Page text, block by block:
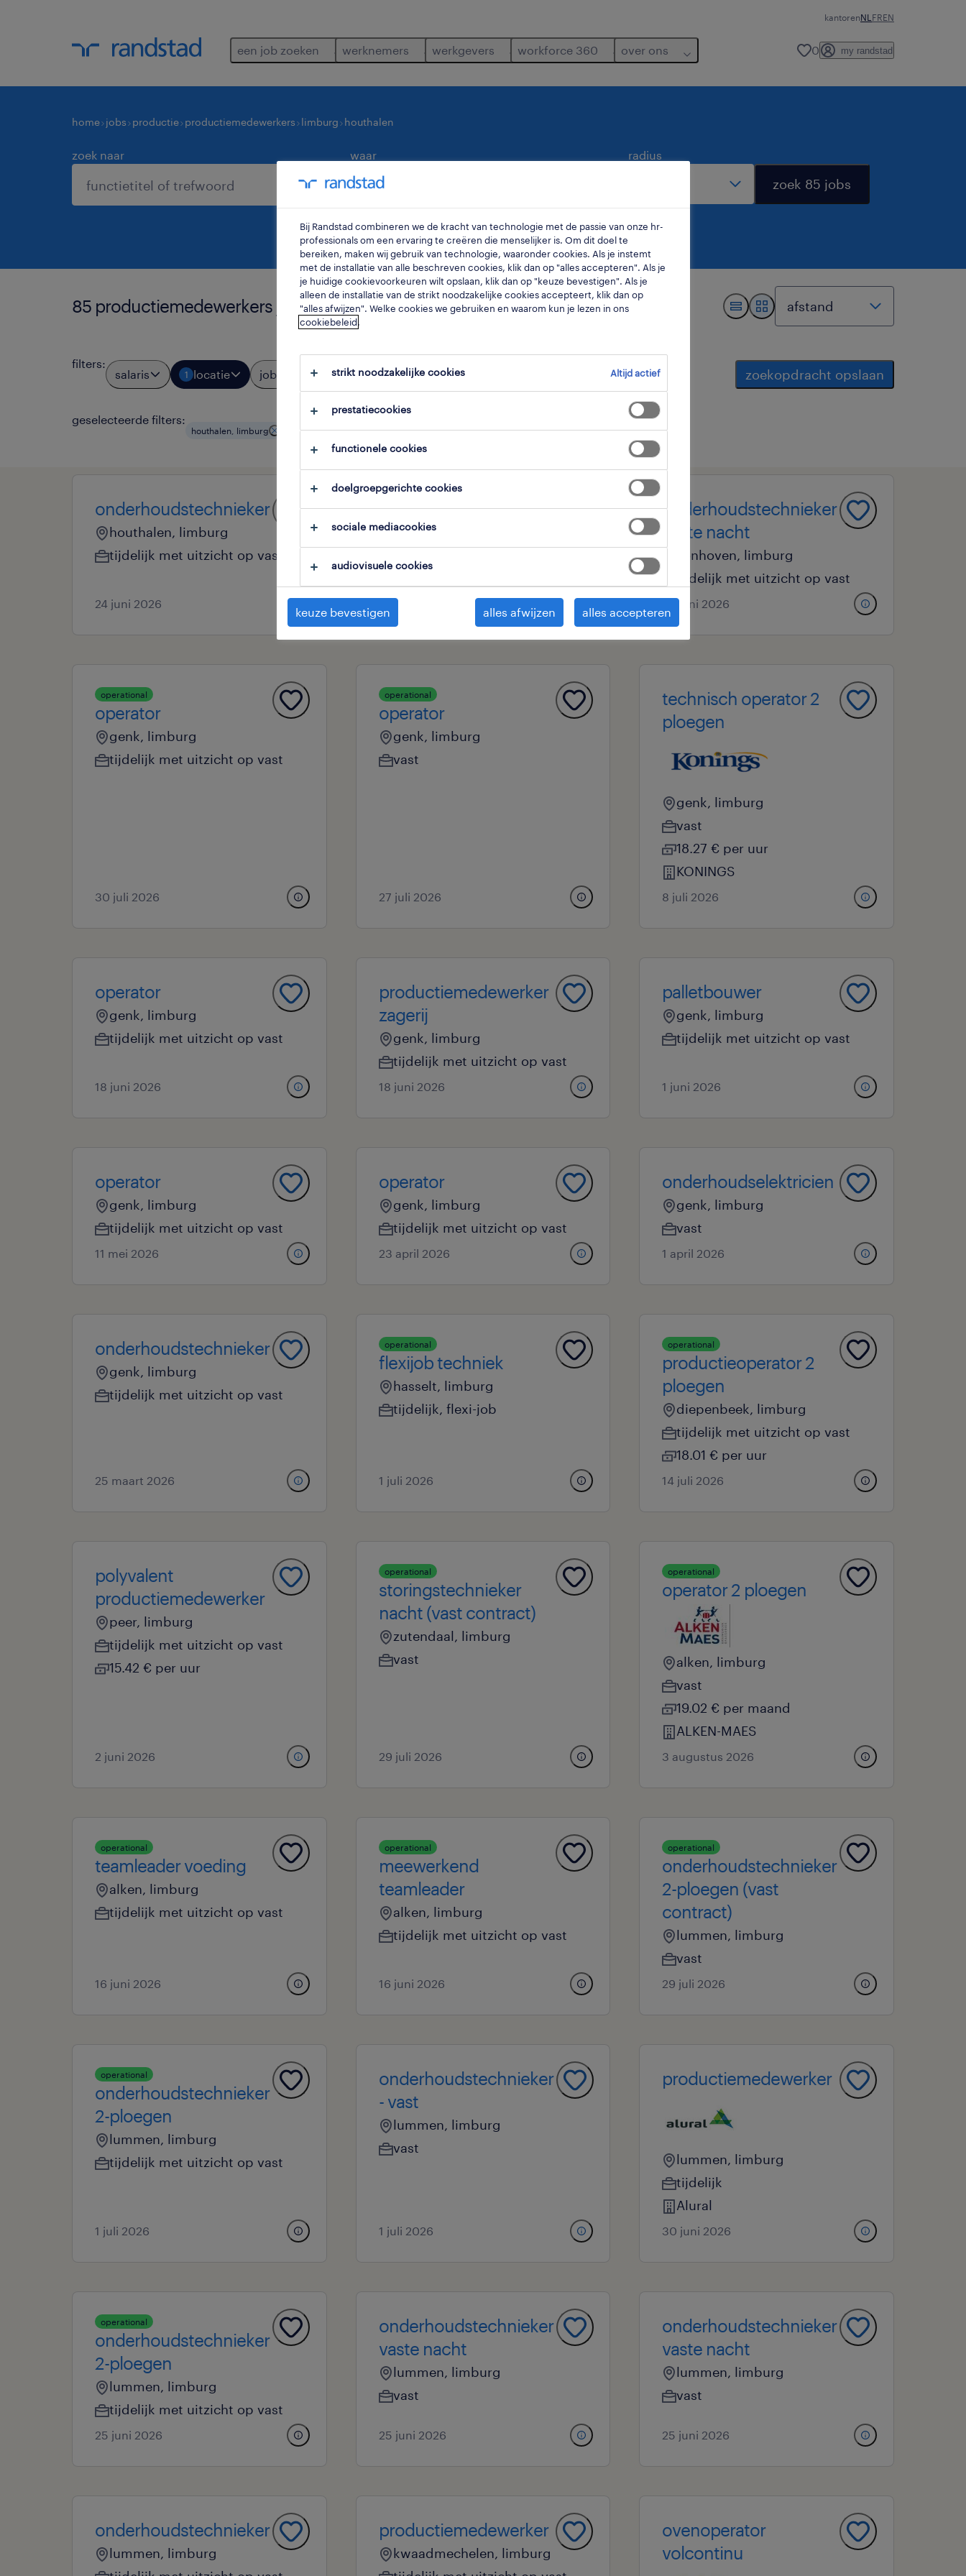
kantorenNL FREN
een job zoeken werknemers werkgevers workforce 360 over ons 0 my randstad
home jobs productie productiemedewerkers limburg houthalen
zoek naar waar radius
zoek 85 jobs
85 productiemedewerkers jobs gevonden in houthalen.
filters:
salaris 1 locatie jobtypes 2 expertisedomein zoekopdracht opslaan
geselecteerde filters:
houthalen, limburg productie productiemedewerkers alles wissen
onderhoudstechnieker
houthalen, limburg
tijdelijk met uitzicht op vast
24 juni 2026
onderhoudstechnieker
2-ploegen
25 juni 2026
onderhoudstechnieker
vaste nacht
zonhoven, limburg
tijdelijk met uitzicht op vast
25 juni 2026
operational
operator
genk, limburg
tijdelijk met uitzicht op vast
30 juli 2026
operational
operator
genk, limburg
vast
27 juli 2026
technisch operator 2
ploegen
genk, limburg
vast
18.27 € per uur
KONINGS
8 juli 2026
operator
genk, limburg
tijdelijk met uitzicht op vast
18 juni 2026
productiemedewerker
zagerij
genk, limburg
tijdelijk met uitzicht op vast
18 juni 2026
palletbouwer
genk, limburg
tijdelijk met uitzicht op vast
1 juni 2026
operator
genk, limburg
tijdelijk met uitzicht op vast
11 mei 2026
operator
genk, limburg
tijdelijk met uitzicht op vast
23 april 2026
onderhoudselektricien
genk, limburg
vast
1 april 2026
onderhoudstechnieker
genk, limburg
tijdelijk met uitzicht op vast
25 maart 2026
operational
flexijob techniek
hasselt, limburg
tijdelijk, flexi-job
1 juli 2026
operational
productieoperator 2
ploegen
diepenbeek, limburg
tijdelijk met uitzicht op vast
18.01 € per uur
14 juli 2026
polyvalent
productiemedewerker
peer, limburg
tijdelijk met uitzicht op vast
15.42 € per uur
2 juni 2026
operational
storingstechnieker
nacht (vast contract)
zutendaal, limburg
vast
29 juli 2026
operational
operator 2 ploegen
alken, limburg
vast
19.02 € per maand
ALKEN-MAES
3 augustus 2026
operational
teamleader voeding
alken, limburg
tijdelijk met uitzicht op vast
16 juni 2026
operational
meewerkend
teamleader
alken, limburg
tijdelijk met uitzicht op vast
16 juni 2026
operational
onderhoudstechnieker
2-ploegen (vast
contract)
lummen, limburg
vast
29 juli 2026
operational
onderhoudstechnieker
2-ploegen
lummen, limburg
tijdelijk met uitzicht op vast
1 juli 2026
onderhoudstechnieker
- vast
lummen, limburg
vast
1 juli 2026
productiemedewerker
lummen, limburg
tijdelijk
Alural
30 juni 2026
operational
onderhoudstechnieker
2-ploegen
lummen, limburg
tijdelijk met uitzicht op vast
25 juni 2026
onderhoudstechnieker
vaste nacht
lummen, limburg
vast
25 juni 2026
onderhoudstechnieker
vaste nacht
lummen, limburg
vast
25 juni 2026
onderhoudstechnieker
lummen, limburg
productiemedewerker
kwaadmechelen, limburg
ovenoperator
volcontinu
Bij Randstad combineren we de kracht van technologie met de passie van onze hr-
professionals om een ervaring te creëren die menselijker is. Om dit doel te
bereiken, maken wij gebruik van technologie, waaronder cookies. Als je instemt
met de installatie van alle beschreven cookies, klik dan op "alles accepteren". Als je
je huidige cookievoorkeuren wilt opslaan, klik dan op "keuze bevestigen". Als je
alleen de installatie van de strikt noodzakelijke cookies accepteert, klik dan op
"alles afwijzen". Welke cookies we gebruiken en waarom kun je lezen in ons
cookiebeleid.
strikt noodzakelijke cookies Altijd actief
prestatiecookies
functionele cookies
doelgroepgerichte cookies
sociale mediacookies
audiovisuele cookies
keuze bevestigen alles afwijzen alles accepteren